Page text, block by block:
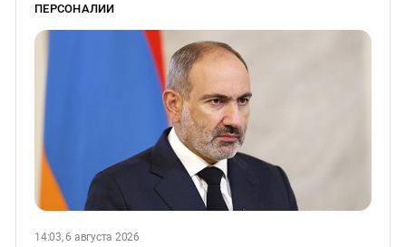
ПЕРСОНАЛИИ
14:03, 6 августа 2026